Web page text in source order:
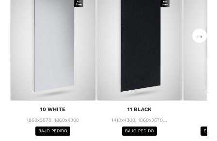
10 WHITE
1860x3670, 1860x4300
BAJO PEDIDO
11 BLACK
1410x4300, 1860x3670...
BAJO PEDIDO
→